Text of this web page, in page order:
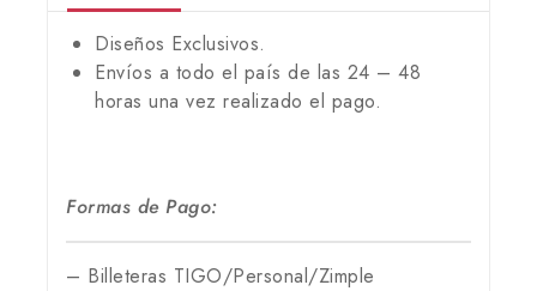
Diseños Exclusivos.
Envíos a todo el país de las 24 – 48
horas una vez realizado el pago.
Formas de Pago:
– Billeteras TIGO/Personal/Zimple